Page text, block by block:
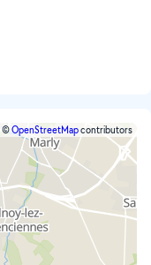
©OpenStreetMapcontributors